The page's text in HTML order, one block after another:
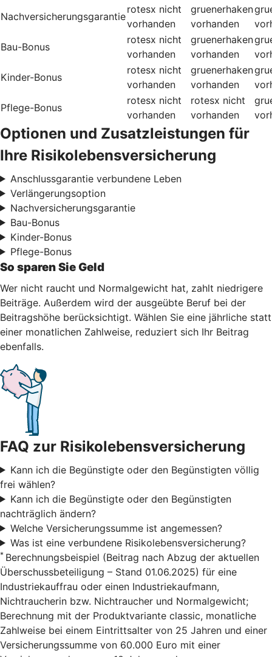
Nachversicherungsgarantie
rotesx nicht
vorhanden
gruenerhaken
vorhanden
Bau-Bonus
rotesx nicht
vorhanden
gruenerhaken
vorhanden
Kinder-Bonus
rotesx nicht
vorhanden
gruenerhaken
vorhanden
Pflege-Bonus
rotesx nicht
vorhanden
rotesx nicht
vorhanden
Optionen und Zusatzleistungen für
Ihre Risikolebensversicherung
Anschlussgarantie verbundene Leben
Verlängerungsoption
Nachversicherungsgarantie
Bau-Bonus
Kinder-Bonus
Pflege-Bonus
So sparen Sie Geld
Wer nicht raucht und Normalgewicht hat, zahlt niedrigere
Beiträge. Außerdem wird der ausgeübte Beruf bei der
Beitragshöhe berücksichtigt. Wählen Sie eine jährliche statt
einer monatlichen Zahlweise, reduziert sich Ihr Beitrag
ebenfalls.
FAQ zur Risikolebensversicherung
Kann ich die Begünstigte oder den Begünstigten völlig
frei wählen?
Kann ich die Begünstigte oder den Begünstigten
nachträglich ändern?
Welche Versicherungssumme ist angemessen?
Was ist eine verbundene Risikolebensversicherung?
* Berechnungsbeispiel (Beitrag nach Abzug der aktuellen
Überschussbeteiligung – Stand 01.06.2025) für eine
Industriekauffrau oder einen Industriekaufmann,
Nichtraucherin bzw. Nichtraucher und Normalgewicht;
Berechnung mit der Produktvariante classic, monatliche
Zahlweise bei einem Eintrittsalter von 25 Jahren und einer
Versicherungssumme von 60.000 Euro mit einer